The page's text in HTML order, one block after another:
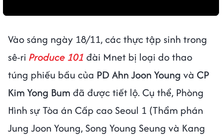
Vào sáng ngày 18/11, các thực tập sinh trong
sê-ri Produce 101 đài Mnet bị loại do thao
túng phiếu bầu của PD Ahn Joon Young và CP
Kim Yong Bum đã được tiết lộ. Cụ thể, Phòng
Hình sự Tòa án Cấp cao Seoul 1 (Thẩm phán
Jung Joon Young, Song Young Seung và Kang